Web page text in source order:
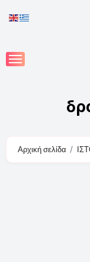
to
Αρχική σελίδα